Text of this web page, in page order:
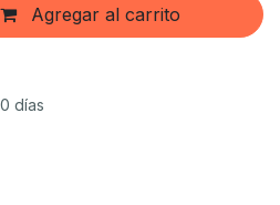
Agregar al carrito
días